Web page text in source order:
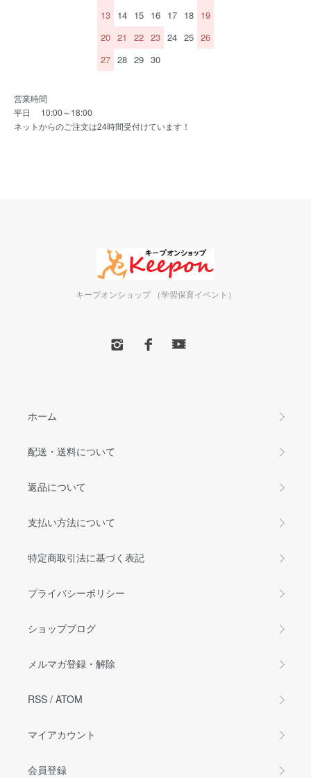
13 14 15 16 17 18 19
20 21 22 23 24 25 26
27 28 29 30
営業時間
平日 10:00～18:00
ネットからのご注文は24時間受付けています！
キープオンショップ （学習保育イベント）
ホーム
配送・送料について
返品について
支払い方法について
特定商取引法に基づく表記
プライバシーポリシー
ショップブログ
メルマガ登録・解除
RSS / ATOM
マイアカウント
会員登録